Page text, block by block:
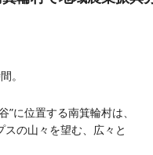
。
に位置する南箕輪村は、
の山々を望む、広々と